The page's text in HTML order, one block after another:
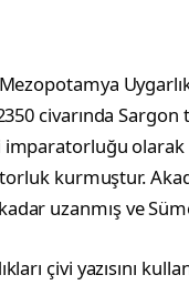
civarında
imparatorluğu
kurmuştur.
uzanmış ve
çivi yazısını